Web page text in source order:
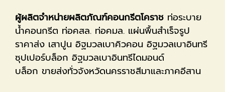
ผู้ผลิตจำหน่ายผลิตภัณฑ์คอนกรีตโคราช ท่อระบาย
น้ำคอนกรีต ท่อคสล. ท่อคมล. แผ่นพื้นสำเร็จรูป
ราคาส่ง เสาปูน อิฐมวลเบาคิวคอน อิฐมวลเบาอินทรี
ซุปเปอร์บล็อก อิฐมวลเบาอินทรีไดมอนด์
บล็อก ขายส่งทั่วจังหวัดนครราชสีมาและภาคอีสาน